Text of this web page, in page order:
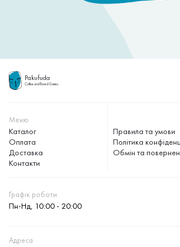
Pakufuda
Coffee and Board Games
Меню
Каталог
Оплата
Доставка
Контакти
Правила та умови
Політика
Обмін та
Графік роботи
Пн-Нд, 10:00 - 20:00
Адреса